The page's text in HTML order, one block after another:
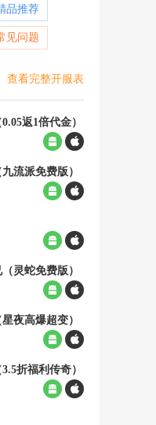
品推荐
见问题
查看完整开服表
返1倍代金）
流派免费版）
灵蛇免费版）
夜高爆超变）
折福利传奇）